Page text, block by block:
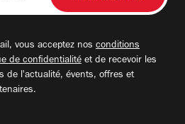
vous acceptez nos conditions
de confidentialité et de recevoir les
de l'actualité, évents, offres et